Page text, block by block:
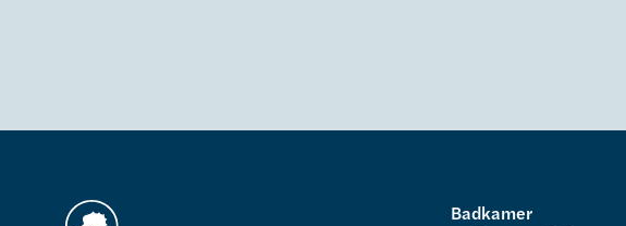
Badkamer